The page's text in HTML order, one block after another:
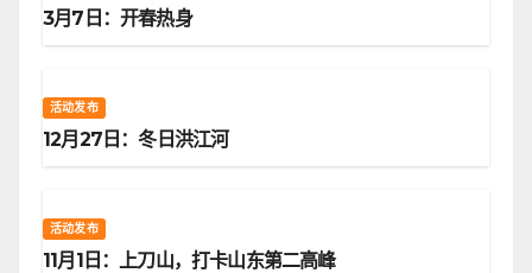
3月7日：开春热身
活动发布
12月27日：冬日洪江河
活动发布
11月1日：上刀山，打卡山东第二高峰